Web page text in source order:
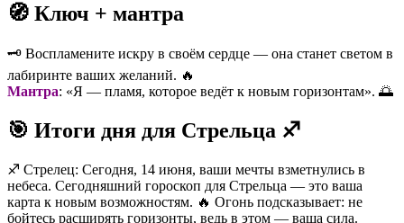
🧭 Ключ + мантра
🗝️ Воспламените искру в своём сердце — она станет светом в
лабиринте ваших желаний. 🔥
Мантра: «Я — пламя, которое ведёт к новым горизонтам». 🌅
🎯 Итоги дня для Стрельца ♐️
♐️ Стрелец: Сегодня, 14 июня, ваши мечты взметнулись в
небеса. Сегодняшний гороскоп для Стрельца — это ваша
карта к новым возможностям. 🔥 Огонь подсказывает: не
бойтесь расширять горизонты, ведь в этом — ваша сила.